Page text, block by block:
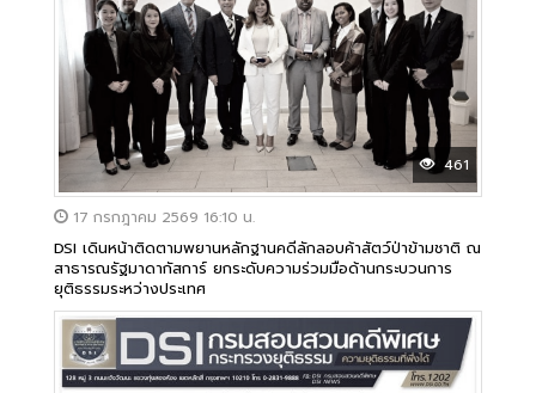
461
17 กรกฎาคม 2569 16:10 น.
DSI เดินหน้าติดตามพยานหลักฐานคดีลักลอบค้าสัตว์ป่าข้ามชาติ ณ
สาธารณรัฐมาดากัสการ์ ยกระดับความร่วมมือด้านกระบวนการ
ยุติธรรมระหว่างประเทศ